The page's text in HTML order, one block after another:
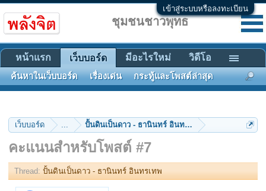
เข้าสู่ระบบหรือลงทะเบียน
เว็บบอร์ด ... ปั้นดินเป็นดาว - ธานินทร์ อินทรเทพ
คะแนนสำหรับโพสต์ #7
Thread: ปั้นดินเป็นดาว - ธานินทร์ อินทรเทพ
ชุมชนชาวพุทธ
หน้าแรก เว็บบอร์ด
ค้นหาในเว็บบอร์ด เรื่องเด่น กระทู้และโพสต์ล่าสุด
มีอะไรใหม่ วิดีโอ